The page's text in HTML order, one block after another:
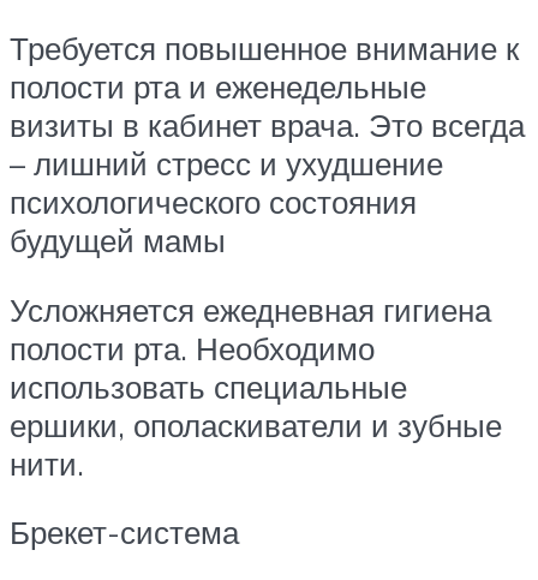
Требуется повышенное внимание к
полости рта и еженедельные
визиты в кабинет врача. Это всегда
– лишний стресс и ухудшение
психологического состояния
будущей мамы
Усложняется ежедневная гигиена
полости рта. Необходимо
использовать специальные
ершики, ополаскиватели и зубные
нити.
Брекет-система